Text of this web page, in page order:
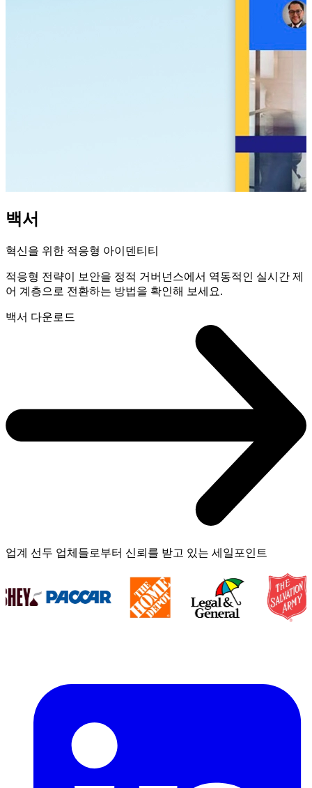
백서
혁신을 위한 적응형 아이덴티티
적응형 전략이 보안을 정적 거버넌스에서 역동적인 실시간 제
어 계층으로 전환하는 방법을 확인해 보세요.
백서 다운로드
업계 선두 업체들로부터 신뢰를 받고 있는 세일포인트